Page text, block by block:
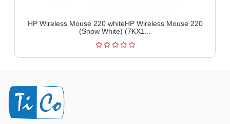
HP Wireless Mouse 220 whiteHP Wireless Mouse 220
(Snow White) (7KX1...